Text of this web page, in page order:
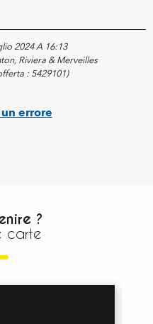
2024 A 16:13
Riviera & Merveilles
: 5429101)
errore
?
carte